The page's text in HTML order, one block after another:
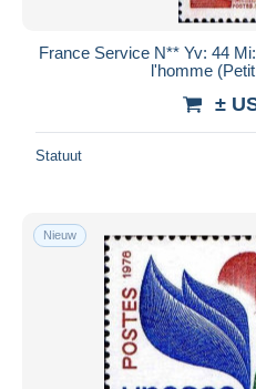
France Service N** Yv: 44
l'homme
±
Statuut
Nieuw